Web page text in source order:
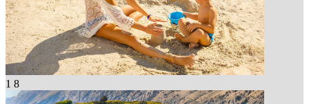
1 8